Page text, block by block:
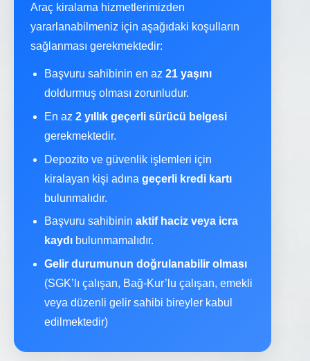
Araç kiralama hizmetlerimizden
yararlanabilmeniz için aşağıdaki koşulların
sağlanması gerekmektedir:
Başvuru sahibinin en az 21 yaşını
doldurmuş olması zorunludur.
En az 2 yıllık geçerli sürücü belgesi
gerekmektedir.
Depozito ve güvenlik işlemleri için
kiralayan kişi adına geçerli kredi kartı
bulunmalıdır.
Başvuru sahibinin aktif haciz veya icra
kaydı bulunmamalıdır.
Gelir durumunun doğrulanabilir olması
(SGK’lı çalışan, Bağ-Kur’lu çalışan, emekli
veya düzenli gelir sahibi bireyler kabul
edilmektedir)